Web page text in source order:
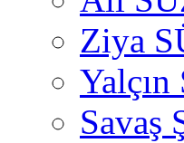
Ziya
Savaş